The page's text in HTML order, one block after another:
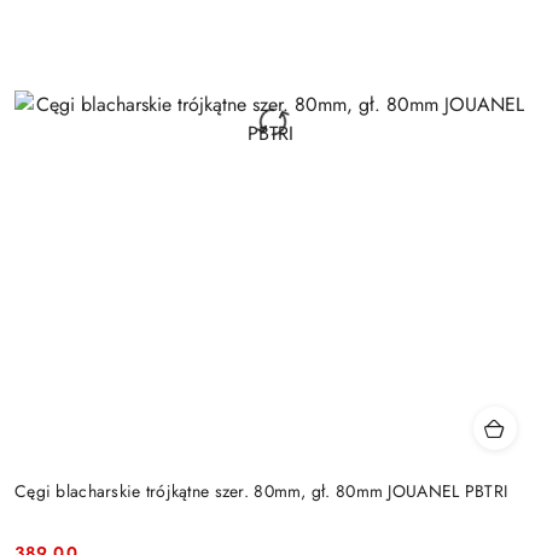
Cęgi blacharskie trójkątne szer. 80mm, gł. 80mm JOUANEL PBTRI